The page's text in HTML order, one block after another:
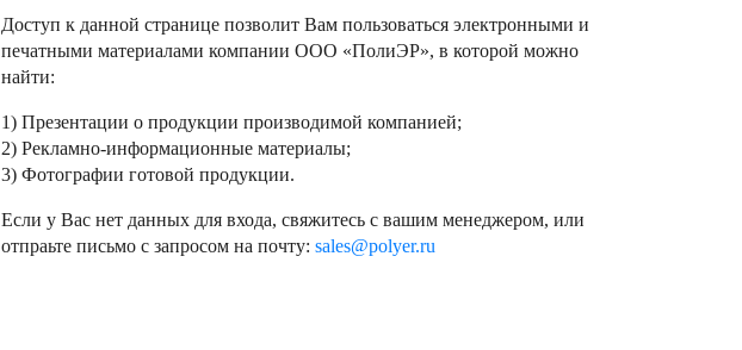
Доступ к данной странице позволит Вам пользоваться электронными и
печатными материалами компании ООО «ПолиЭР», в которой можно
найти:
1) Презентации о продукции производимой компанией;
2) Рекламно-информационные материалы;
3) Фотографии готовой продукции.
Если у Вас нет данных для входа, свяжитесь с вашим менеджером, или
отпраьте письмо с запросом на почту: sales@polyer.ru